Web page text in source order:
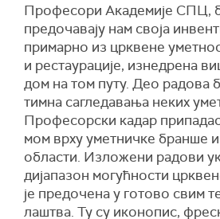
Про­фе­со­ри Ака­де­ми­је СПЦ,
пре­до­ча­ва­ју нам сво­ја
при­мар­но из цр­кве­не
и ре­ста­у­ра­ци­је, из­не­дре­на
дом на том пу­ту. Део ра­до­ва
тим­на са­гле­да­ва­ња не­ких
Про­фе­сор­ски ка­дар
мом вр­ху умет­нич­ке бран­ше
обла­сти. Из­ло­же­ни ра­до­ви
ди­ја­па­зон мо­гућ­но­сти
је пре­до­че­на у го­то­во свим
ла­штва. Ту су ико­но­пис,